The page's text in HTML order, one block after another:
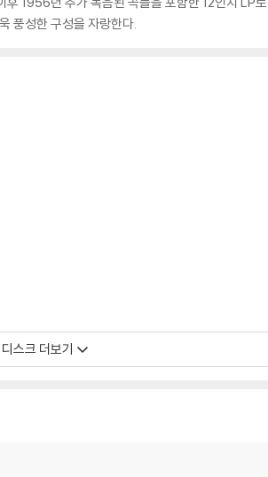
풍성한 구성을 자랑한다.
디스크 더보기